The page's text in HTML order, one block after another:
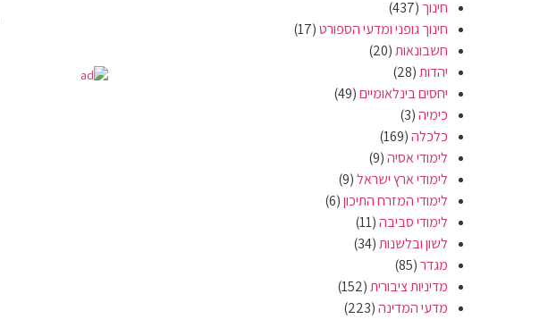
חינוך (437)
חינוך גופני ומדעי הספורט(17)
חשבונאות(20)
יהדות(28)
יחסים בינלאומיים(49)
כימיה(3)
כלכלה(169)
לימודי אסיה(9)
לימודי ארץ ישראל(9)
לימודי המזרח התיכון(6)
לימודי סביבה(11)
לשון ובלשנות(34)
מגדר(85)
מדיניות ציבורית(152)
מדעי המדינה(223)